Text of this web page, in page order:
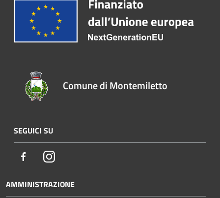
Comune di Montemiletto
SEGUICI SU
FacebookInstagram
AMMINISTRAZIONE